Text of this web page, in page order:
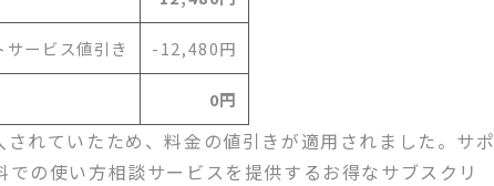
ービス値引き -12,480円
0円
されていたため、料金の値引きが適用されました。サポ
の使い方相談サービスを提供するお得なサブスクリ